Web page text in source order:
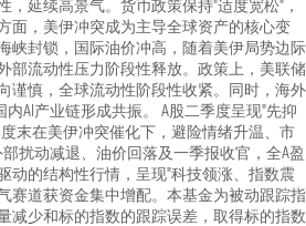
，延续高景气。货币政策保持"适度宽松"，
面，美伊冲突成为主导全球资产的核心变
峡封锁，国际油价冲高，随着美伊局势边际
部流动性压力阶段性释放。政策上，美联储
谨慎，全球流动性阶段性收紧。同时，海外
AI产业链形成共振。 A股二季度呈现"先抑
末在美伊冲突催化下，避险情绪升温、市
扰动减退、油价回落及一季报收官，全A盈
动的结构性行情，呈现"科技领涨、指数震
赛道获资金集中增配。本基金为被动跟踪指
减少和标的指数的跟踪误差，取得标的指数